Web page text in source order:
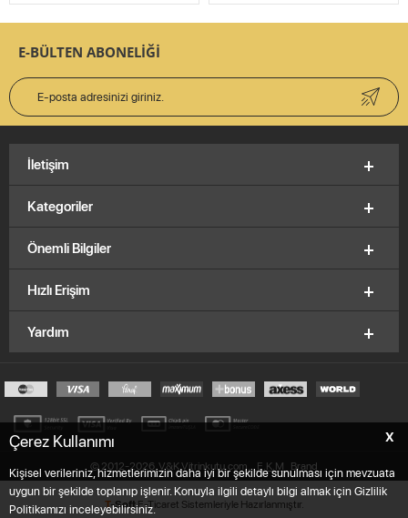
X
Çerez Kullanımı
Kişisel verileriniz, hizmetlerimizin daha iyi bir şekilde sunulması için mevzuata
uygun bir şekilde toplanıp işlenir. Konuyla ilgili detaylı bilgi almak için Gizlilik
Politikamızı inceleyebilirsiniz.
E-BÜLTEN ABONELİĞİ
Kategoriler
Önemli Bilgiler
Hızlı Erişim
Yardım
© 2012-2026, V&K Vitrinkutu.com, E.K.M Brand
İletişim
T-SoftE-Ticaret Sistemleriyle Hazırlanmıştır.